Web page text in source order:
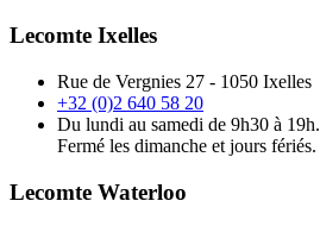
Lecomte Ixelles
Rue de Vergnies 27 - 1050 Ixelles
+32 (0)2 640 58 20
Du lundi au samedi de 9h30 à 19h.
Fermé les dimanche et jours fériés.
Lecomte Waterloo